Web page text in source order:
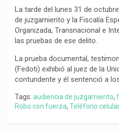
La tarde del lunes 31 de
de juzgamiento y la Fiscalía
Organizada, Transnacional e
las pruebas de ese delito.
La prueba documental,
(Fedoti) exhibió al juez de la
contundente y él sentenció a
Tags: audiencia de juzgamiento,
Robo con fuerza, Teléfono